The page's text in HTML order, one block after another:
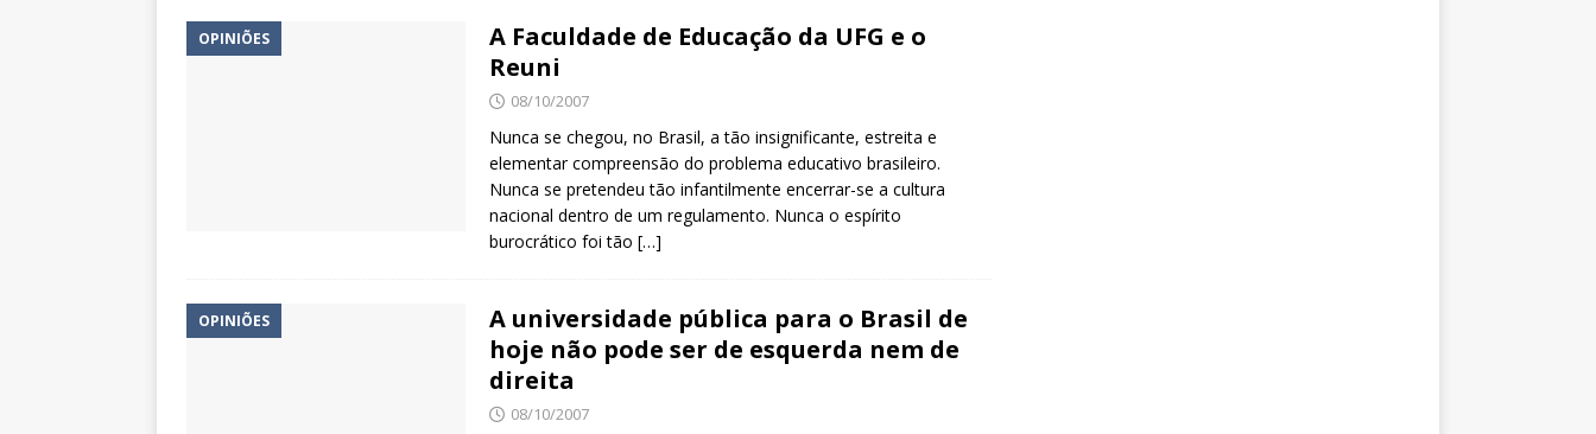
OPINIÕES
A Faculdade de Educação da UFG e o
Reuni
08/10/2007
Nunca se chegou, no Brasil, a tão insignificante, estreita e
elementar compreensão do problema educativo brasileiro.
Nunca se pretendeu tão infantilmente encerrar-se a cultura
nacional dentro de um regulamento. Nunca o espírito
burocrático foi tão […]
OPINIÕES
A universidade pública para o Brasil de
hoje não pode ser de esquerda nem de
direita
08/10/2007